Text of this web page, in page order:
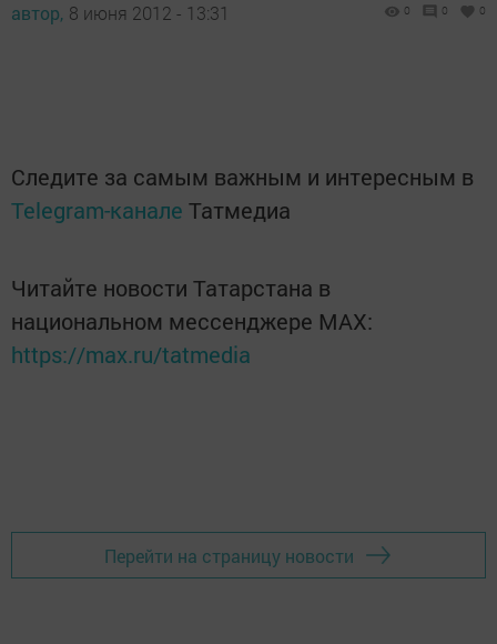
автор, 8 июня 2012 - 13:31 0 0 0
Следите за самым важным и интересным в
Telegram-канале Татмедиа
Читайте новости Татарстана в
национальном мессенджере MАХ:
https://max.ru/tatmedia
Перейти на страницу новости